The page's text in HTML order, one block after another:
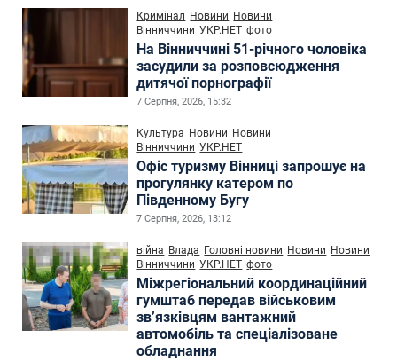
Кримінал Новини Новини
Вінниччини УКР.НЕТ фото
На Вінниччині 51-річного чоловіка
засудили за розповсюдження
дитячої порнографії
7 Серпня, 2026, 15:32
Культура Новини Новини
Вінниччини УКР.НЕТ
Офіс туризму Вінниці запрошує на
прогулянку катером по
Південному Бугу
7 Серпня, 2026, 13:12
війна Влада Головні новини Новини Новини
Вінниччини УКР.НЕТ фото
Міжрегіональний координаційний
гумштаб передав військовим
зв’язківцям вантажний
автомобіль та спеціалізоване
обладнання